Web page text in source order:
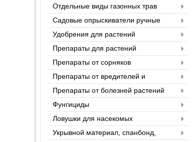
Отдельные виды газонных трав
Садовые опрыскиватели ручные
Удобрения для растений
Препараты для растений
Препараты от сорняков
Препараты от вредителей и
насекомых
Препараты от болезней растений
Фунгициды
Ловушки для насекомых
Укрывной материал, спанбонд,